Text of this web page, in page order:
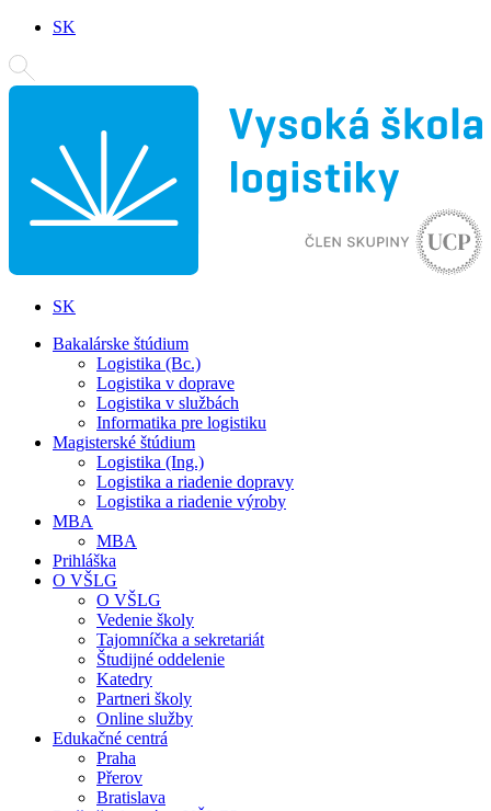
SK
SK
Bakalárske štúdium
Logistika (Bc.)
Logistika v doprave
Logistika v službách
Informatika pre logistiku
Magisterské štúdium
Logistika (Ing.)
Logistika a riadenie dopravy
Logistika a riadenie výroby
MBA
MBA
Prihláška
O VŠLG
O VŠLG
Vedenie školy
Tajomníčka a sekretariát
Študijné oddelenie
Katedry
Partneri školy
Online služby
Edukačné centrá
Praha
Přerov
Bratislava